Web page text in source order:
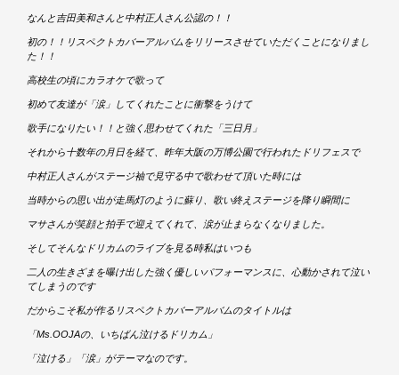
なんと吉田美和さんと中村正人さん公認の！！
初の！！リスペクトカバーアルバムをリリースさせていただくことになりまし
た！！
高校生の頃にカラオケで歌って
初めて友達が「涙」してくれたことに衝撃をうけて
歌手になりたい！！と強く思わせてくれた「三日月」
それから十数年の月日を経て、昨年大阪の万博公園で行われたドリフェスで
中村正人さんがステージ袖で見守る中で歌わせて頂いた時には
当時からの思い出が走馬灯のように蘇り、歌い終えステージを降り瞬間に
マサさんが笑顔と拍手で迎えてくれて、涙が止まらなくなりました。
そしてそんなドリカムのライブを見る時私はいつも
二人の生きざまを曝け出した強く優しいパフォーマンスに、心動かされて泣い
てしまうのです
だからこそ私が作るリスペクトカバーアルバムのタイトルは
「Ms.OOJAの、いちばん泣けるドリカム」
「泣ける」「涙」がテーマなのです。